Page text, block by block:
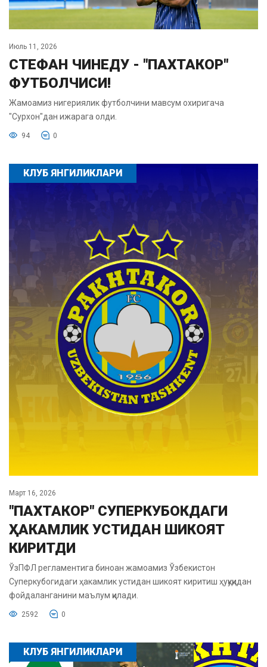
Июль 11, 2026
СТЕФАН ЧИНЕДУ - "ПАХТАКОР"
ФУТБОЛЧИСИ!
Жамоамиз нигериялик футболчини мавсум охиригача
"Сурхон"дан ижарага олди.
94 0
КЛУБ ЯНГИЛИКЛАРИ
Март 16, 2026
"ПАХТАКОР" СУПЕРКУБОКДАГИ
ҲАКАМЛИК УСТИДАН ШИКОЯТ
КИРИТДИ
ЎзПФЛ регламентига биноан жамоамиз Ўзбекистон
Суперкубогидаги ҳакамлик устидан шикоят киритиш ҳуқуқидан
фойдаланганини маълум қилади.
2592 0
КЛУБ ЯНГИЛИКЛАРИ